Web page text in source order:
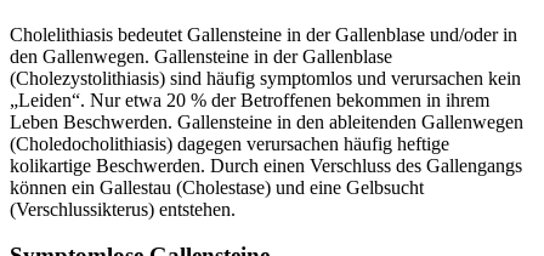
Cholelithiasis bedeutet Gallensteine in der Gallenblase und/oder in
den Gallenwegen. Gallensteine in der Gallenblase
(Cholezystolithiasis) sind häufig symptomlos und verursachen kein
„Leiden“. Nur etwa 20 % der Betroffenen bekommen in ihrem
Leben Beschwerden. Gallensteine in den ableitenden Gallenwegen
(Choledocholithiasis) dagegen verursachen häufig heftige
kolikartige Beschwerden. Durch einen Verschluss des Gallengangs
können ein Gallestau (Cholestase) und eine Gelbsucht
(Verschlussikterus) entstehen.